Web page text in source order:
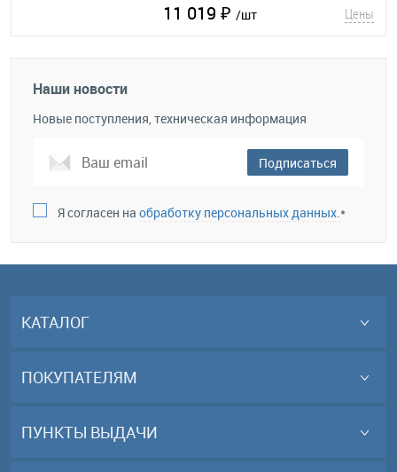
11 019 ₽ /шт Цены
Наши новости
Новые поступления, техническая информация
Подписаться
Я согласен на обработку персональных данных. *
КАТАЛОГ
ПОКУПАТЕЛЯМ
ПУНКТЫ ВЫДАЧИ